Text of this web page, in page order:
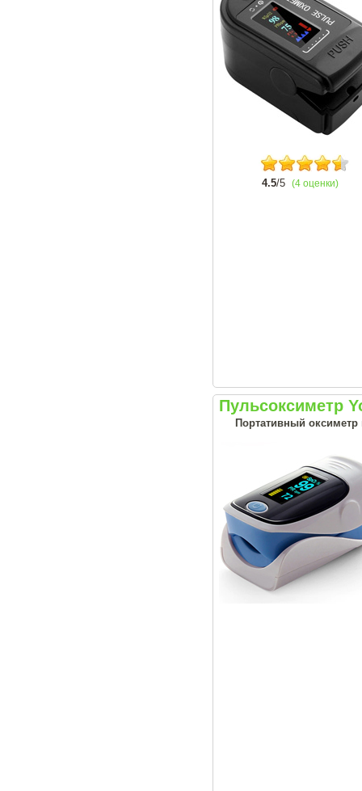
4.5/5 (4 оценки)
Пульсоксиметр
Портативный оксиметр